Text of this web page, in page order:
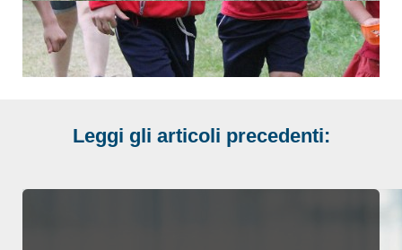
Leggi gli articoli precedenti: